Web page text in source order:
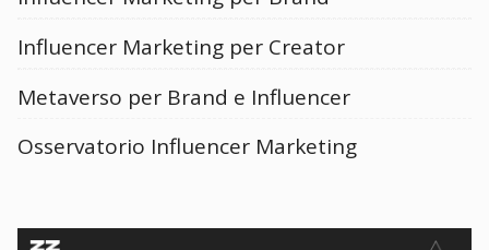
Influencer Marketing per Creator
Metaverso per Brand e Influencer
Osservatorio Influencer Marketing